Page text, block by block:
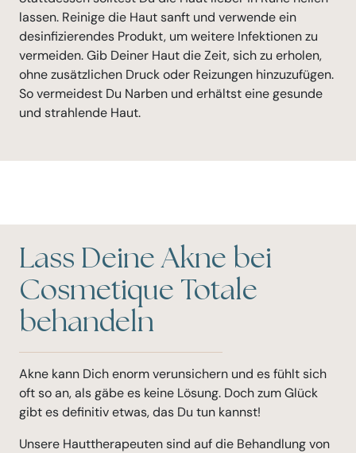
lassen. Reinige die Haut sanft und verwende ein
desinfizierendes Produkt, um weitere Infektionen zu
vermeiden. Gib Deiner Haut die Zeit, sich zu erholen,
ohne zusätzlichen Druck oder Reizungen hinzuzufügen.
So vermeidest Du Narben und erhältst eine gesunde
und strahlende Haut.
Lass Deine Akne bei
Cosmetique Totale
behandeln
Akne kann Dich enorm verunsichern und es fühlt sich
oft so an, als gäbe es keine Lösung. Doch zum Glück
gibt es definitiv etwas, das Du tun kannst!
Unsere Hauttherapeuten sind auf die Behandlung von